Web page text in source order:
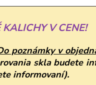
V CENE!
poznámky v
skla budete
informovaní).